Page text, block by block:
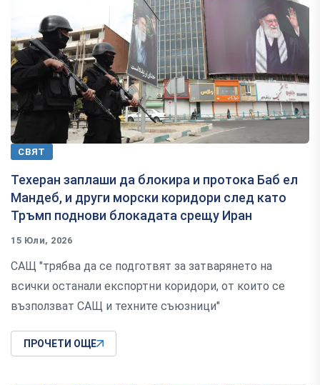
СВЯТ
Техеран заплаши да блокира и протока Баб ел
Мандеб, и други морски коридори след като
Тръмп поднови блокадата срещу Иран
15 Юли, 2026
САЩ "трябва да се подготвят за затварянето на
всички останали експортни коридори, от които се
възползват САЩ и техните съюзници"
ПРОЧЕТИ ОЩЕ